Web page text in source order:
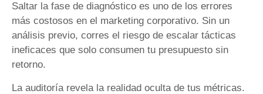
Saltar la fase de diagnóstico es uno de los errores
más costosos en el marketing corporativo. Sin un
análisis previo, corres el riesgo de escalar tácticas
ineficaces que solo consumen tu presupuesto sin
retorno.
La auditoría revela la realidad oculta de tus métricas.